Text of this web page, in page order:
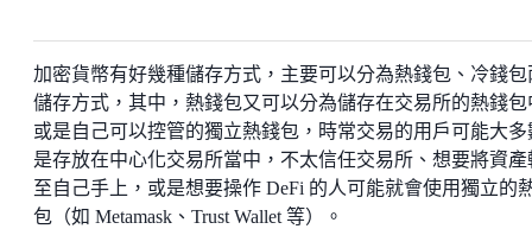
加密貨幣有好幾種儲存方式，主要可以分為熱錢包、冷錢包
儲存方式，其中，熱錢包又可以分為儲存在交易所的熱錢包
或是自己可以控管的獨立熱錢包，時常交易的用戶可能大多
是存放在中心化交易所當中，不太信任交易所、想要將資產
至自己手上，或是想要操作 DeFi 的人可能就會使用獨立的
包（如 Metamask、Trust Wallet 等）。